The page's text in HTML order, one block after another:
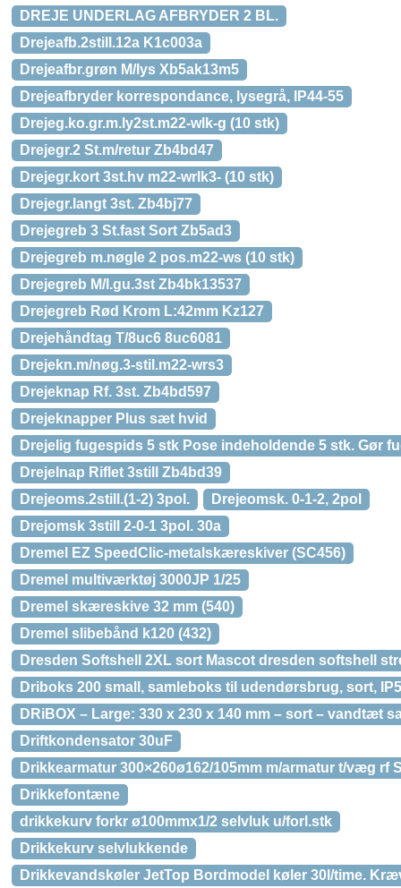
DREJE UNDERLAG AFBRYDER 2 BL.
Drejeafb.2still.12a K1c003a
Drejeafbr.grøn M/lys Xb5ak13m5
Drejeafbryder korrespondance, lysegrå, IP44-55
Drejeg.ko.gr.m.ly2st.m22-wlk-g (10 stk)
Drejegr.2 St.m/retur Zb4bd47
Drejegr.kort 3st.hv m22-wrlk3- (10 stk)
Drejegr.langt 3st. Zb4bj77
Drejegreb 3 St.fast Sort Zb5ad3
Drejegreb m.nøgle 2 pos.m22-ws (10 stk)
Drejegreb M/l.gu.3st Zb4bk13537
Drejegreb Rød Krom L:42mm Kz127
Drejehåndtag T/8uc6 8uc6081
Drejekn.m/nøg.3-stil.m22-wrs3
Drejeknap Rf. 3st. Zb4bd597
Drejeknapper Plus sæt hvid
Drejelig fugespids 5 stk Pose indeholdende 5 stk. Gør
Drejelnap Riflet 3still Zb4bd39
Drejeoms.2still.(1-2) 3pol.
Drejeomsk. 0-1-2, 2pol
Drejomsk 3still 2-0-1 3pol. 30a
Dremel EZ SpeedClic-metalskæreskiver (SC456)
Dremel multiværktøj 3000JP 1/25
Dremel skæreskive 32 mm (540)
Dremel slibebånd k120 (432)
Dresden Softshell 2XL sort Mascot dresden softshell
Driboks 200 small, samleboks til udendørsbrug, sort,
DRiBOX – Large: 330 x 230 x 140 mm – sort – vandtæt
Driftkondensator 30uF
Drikkearmatur 300×260ø162/105mm m/armatur t/væg rf
Drikkefontæne
drikkekurv forkr ø100mmx1/2 selvluk u/forl.stk
Drikkekurv selvlukkende
Drikkevandskøler JetTop Bordmodel køler 30l/time.